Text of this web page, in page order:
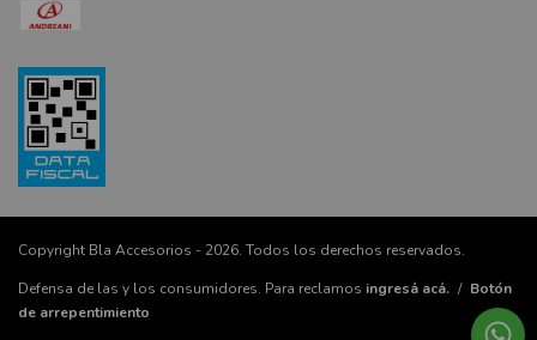
Copyright Bla Accesorios - 2026. Todos los derechos reservados.
Defensa de las y los consumidores. Para reclamos ingresá acá. / Botón
de arrepentimiento